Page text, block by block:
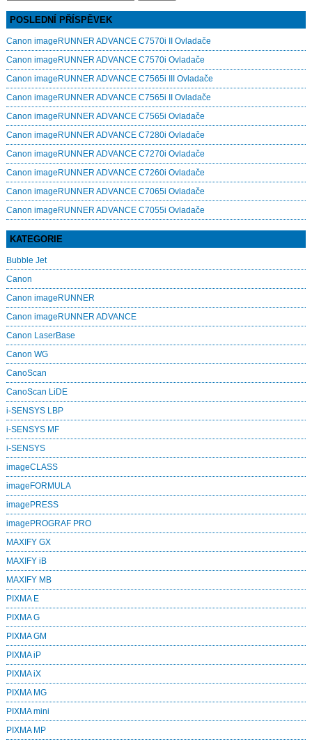
POSLEDNÍ PŘÍSPĚVEK
Canon imageRUNNER ADVANCE C7570i II Ovladače
Canon imageRUNNER ADVANCE C7570i Ovladače
Canon imageRUNNER ADVANCE C7565i III Ovladače
Canon imageRUNNER ADVANCE C7565i II Ovladače
Canon imageRUNNER ADVANCE C7565i Ovladače
Canon imageRUNNER ADVANCE C7280i Ovladače
Canon imageRUNNER ADVANCE C7270i Ovladače
Canon imageRUNNER ADVANCE C7260i Ovladače
Canon imageRUNNER ADVANCE C7065i Ovladače
Canon imageRUNNER ADVANCE C7055i Ovladače
KATEGORIE
Bubble Jet
Canon
Canon imageRUNNER
Canon imageRUNNER ADVANCE
Canon LaserBase
Canon WG
CanoScan
CanoScan LiDE
i-SENSYS LBP
i-SENSYS MF
i‑SENSYS
imageCLASS
imageFORMULA
imagePRESS
imagePROGRAF PRO
MAXIFY GX
MAXIFY iB
MAXIFY MB
PIXMA E
PIXMA G
PIXMA GM
PIXMA iP
PIXMA iX
PIXMA MG
PIXMA mini
PIXMA MP